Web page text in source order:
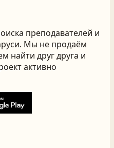
преподавателей и
. Мы не продаём
найти друг друга и
активно